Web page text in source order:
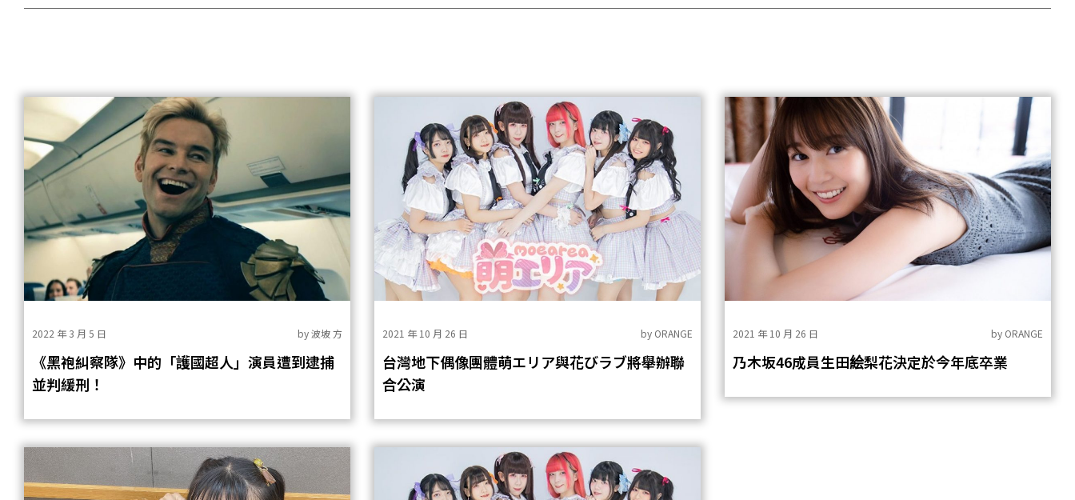
2022 年 3 月 5 日 by波坡 方
《黑袍糾察隊》中的「護國超人」演員遭到逮捕
並判緩刑！
2021 年 10 月 26 日 by ORANGE
台灣地下偶像團體萌エリア與花びラブ將舉辦聯
合公演
2021 年 10 月 26 日 by ORANGE
乃木坂46成員生田絵梨花決定於今年底卒業